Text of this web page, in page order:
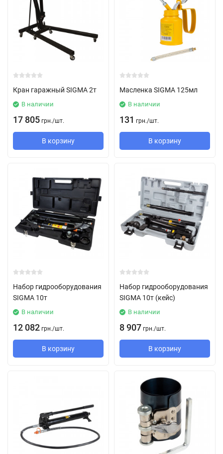
Кран гаражный SIGMA 2т
В наличии
17 805 грн./шт.
В корзину
Масленка SIGMA 125мл
В наличии
131 грн./шт.
В корзину
Набор гидрооборудования
SIGMA 10т
В наличии
12 082 грн./шт.
В корзину
Набор гидрооборудования
SIGMA 10т (кейс)
В наличии
8 907 грн./шт.
В корзину